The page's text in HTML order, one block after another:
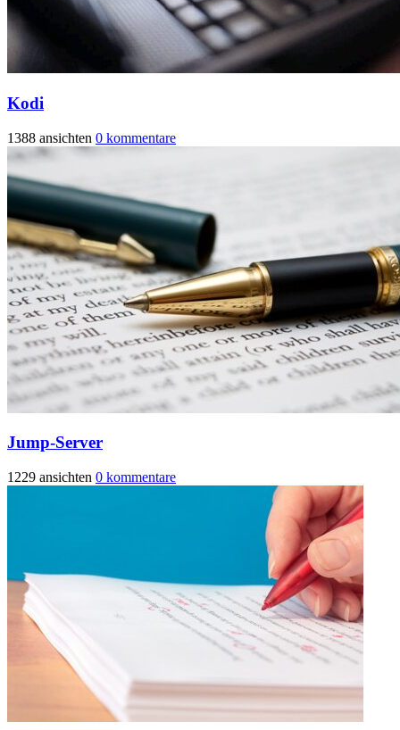
Kodi
1388 ansichten 0 kommentare
Jump-Server
1229 ansichten 0 kommentare